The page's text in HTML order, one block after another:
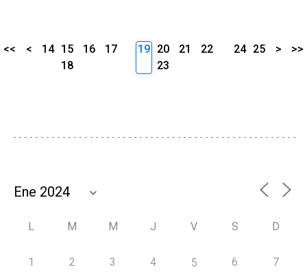
<< < 14 15 16
17
18
19 20 21
22
23
24 25 > >>
L M M J V S D
1 2 3 4 5 6 7